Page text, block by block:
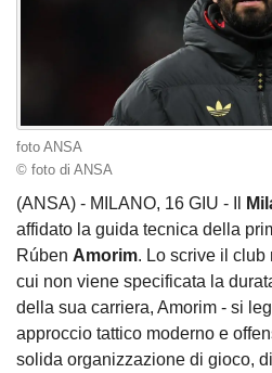
foto ANSA
© foto di ANSA
(ANSA) - MILANO, 16 GIU - Il
affidato la guida tecnica della
Rúben Amorim. Lo scrive il club
cui non viene specificata la
della sua carriera, Amorim - si
approccio tattico moderno e
solida organizzazione di gioco,